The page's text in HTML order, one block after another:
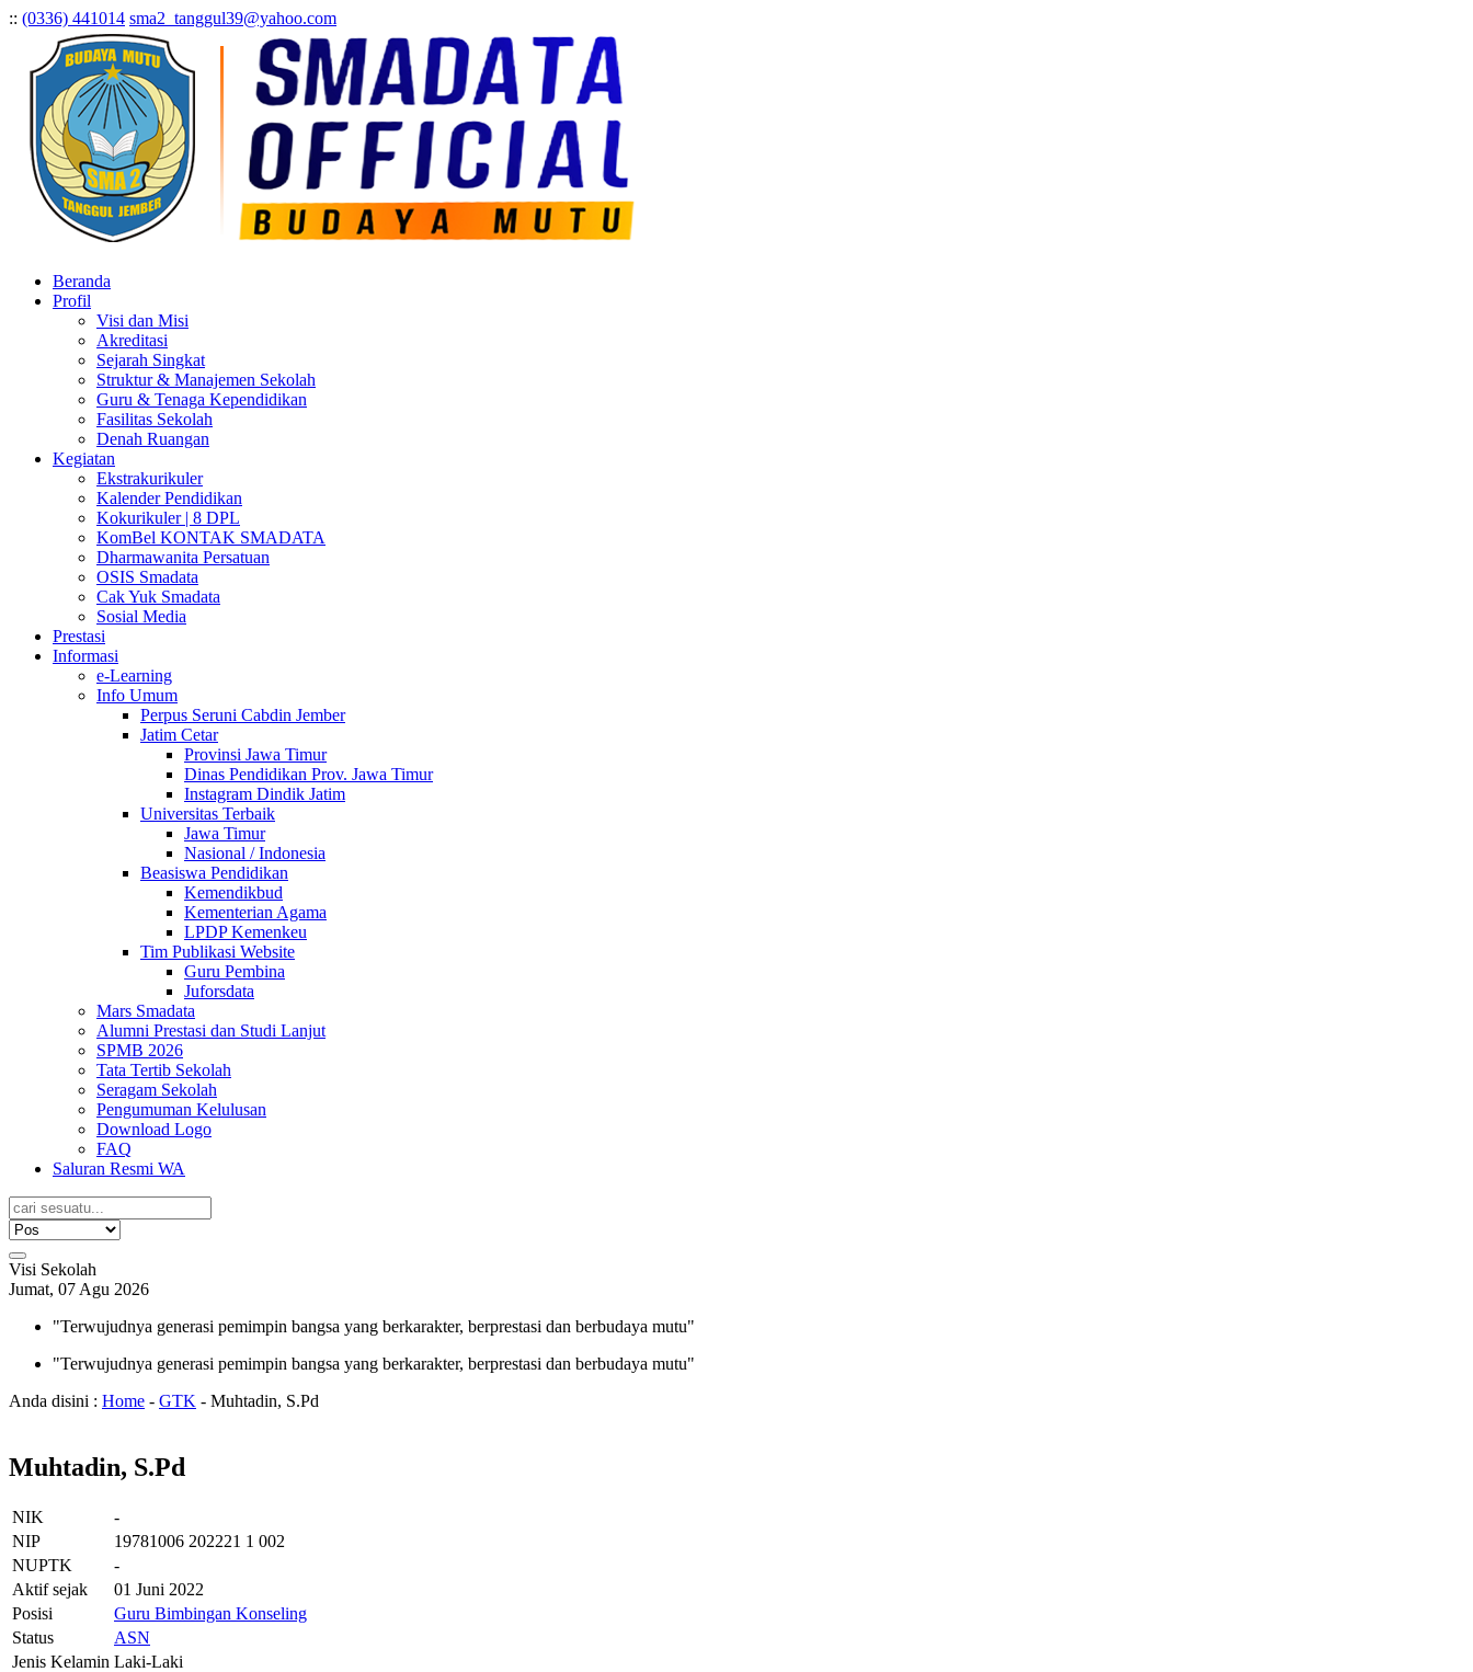
:: (0336) 441014 sma2_tanggul39@yahoo.com
Beranda
Profil
Visi dan Misi
Akreditasi
Sejarah Singkat
Struktur & Manajemen Sekolah
Guru & Tenaga Kependidikan
Fasilitas Sekolah
Denah Ruangan
Kegiatan
Ekstrakurikuler
Kalender Pendidikan
Kokurikuler | 8 DPL
KomBel KONTAK SMADATA
Dharmawanita Persatuan
OSIS Smadata
Cak Yuk Smadata
Sosial Media
Prestasi
Informasi
e-Learning
Info Umum
Perpus Seruni Cabdin Jember
Jatim Cetar
Provinsi Jawa Timur
Dinas Pendidikan Prov. Jawa Timur
Instagram Dindik Jatim
Universitas Terbaik
Jawa Timur
Nasional / Indonesia
Beasiswa Pendidikan
Kemendikbud
Kementerian Agama
LPDP Kemenkeu
Tim Publikasi Website
Guru Pembina
Juforsdata
Mars Smadata
Alumni Prestasi dan Studi Lanjut
SPMB 2026
Tata Tertib Sekolah
Seragam Sekolah
Pengumuman Kelulusan
Download Logo
FAQ
Saluran Resmi WA
Visi Sekolah
Jumat, 07 Agu 2026
"Terwujudnya generasi pemimpin bangsa yang berkarakter, berprestasi dan berbudaya mutu"
"Terwujudnya generasi pemimpin bangsa yang berkarakter, berprestasi dan berbudaya mutu"
Anda disini : Home - GTK - Muhtadin, S.Pd
Muhtadin, S.Pd
NIK
-
NIP
19781006 202221 1 002
NUPTK
-
Aktif sejak
01 Juni 2022
Posisi
Guru Bimbingan Konseling
Status
ASN
Jenis Kelamin Laki-Laki